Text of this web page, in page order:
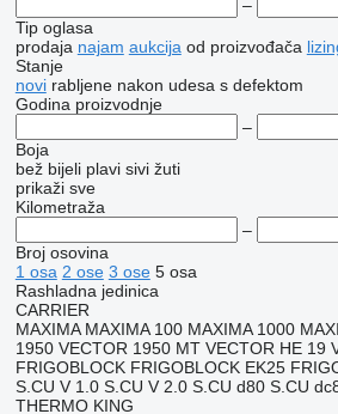
–
Tip oglasa
prodaja najam aukcija od proizvođača
Stanje
novi rabljene nakon udesa s defektom
Godina proizvodnje
–
Boja
bež bijeli plavi sivi žuti
prikaži sve
Kilometraža
–
Broj osovina
1 osa 2 ose 3 ose 5 osa
Rashladna jedinica
CARRIER
MAXIMA MAXIMA 100 MAXIMA 1000
1950 VECTOR 1950 MT VECTOR HE 19
FRIGOBLOCK FRIGOBLOCK EK25
S.CU V 1.0 S.CU V 2.0 S.CU d80 S.CU
THERMO KING